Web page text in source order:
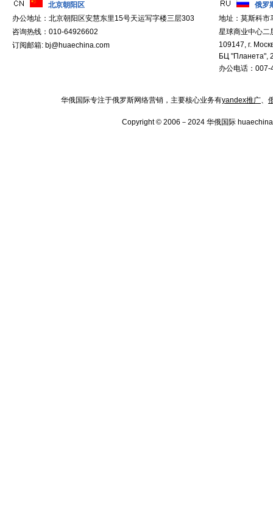
北京朝阳区
办公地址：北京朝阳区安慧东里15号天运写字楼三层303
咨询热线：010-64926602
订阅邮箱: bj@huaechina.com
俄罗
地址：莫斯科市
星球商业中心二
109147, г.
БЦ "Планета",
办公电话：
华俄国际专注于俄罗斯网络营销，主要核心业务有yandex推广、
Copyright © 2006－2024 华俄国际